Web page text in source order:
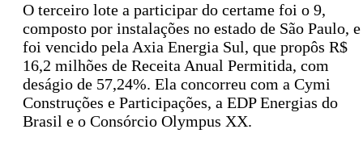
O terceiro lote a participar do certame foi o 9,
composto por instalações no estado de São Paulo, e
foi vencido pela Axia Energia Sul, que propôs R$
16,2 milhões de Receita Anual Permitida, com
deságio de 57,24%. Ela concorreu com a Cymi
Construções e Participações, a EDP Energias do
Brasil e o Consórcio Olympus XX.